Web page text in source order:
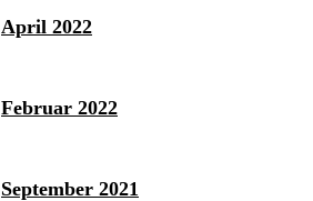
April 2022
Februar 2022
September 2021